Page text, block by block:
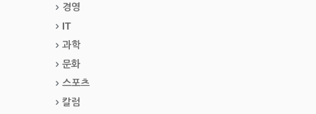
경영
IT
과학
문화
스포츠
칼럼